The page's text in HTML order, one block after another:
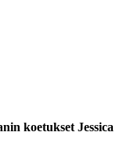
koetukset Jessica